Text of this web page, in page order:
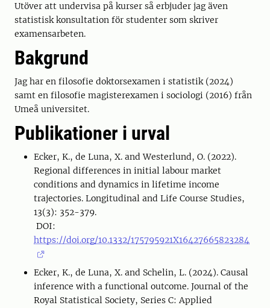
Utöver att undervisa på kurser så erbjuder jag även
statistisk konsultation för studenter som skriver
examensarbeten.
Bakgrund
Jag har en filosofie doktorsexamen i statistik (2024)
samt en filosofie magisterexamen i sociologi (2016) från
Umeå universitet.
Publikationer i urval
Ecker, K., de Luna, X. and Westerlund, O. (2022).
Regional differences in initial labour market
conditions and dynamics in lifetime income
trajectories. Longitudinal and Life Course Studies,
13(3): 352-379.
DOI:
https://doi.org/10.1332/175795921X16427665823284
Ecker, K., de Luna, X. and Schelin, L. (2024). Causal
inference with a functional outcome. Journal of the
Royal Statistical Society, Series C: Applied